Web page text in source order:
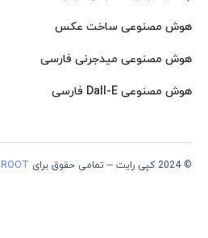
هوش مصنوعی ساخت عکس
هوش مصنوعی میدجرنی فارسی
هوش مصنوعی Dall-E فارسی
© 2024 کپی رایت – تمامی حقوق برای